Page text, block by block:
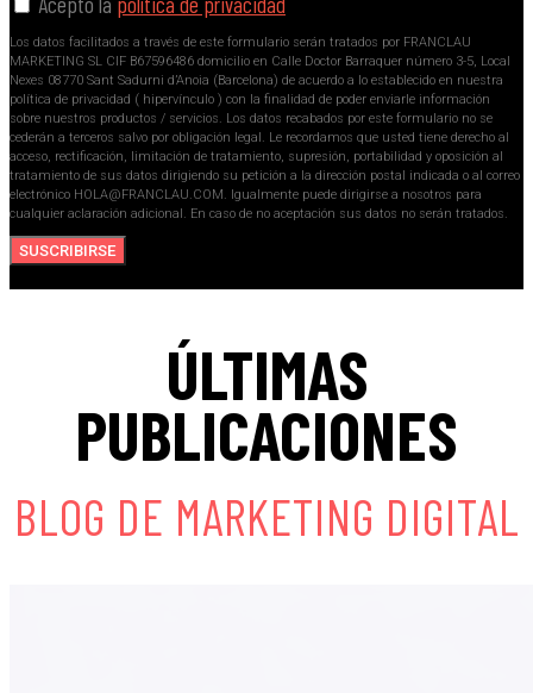
Los datos facilitados a través de este formulario serán tratados por FRANCLAU
MARKETING SL CIF B67596486 domicilio en Calle Doctor Barraquer número 3-5, Local
Nexes 08770 Sant Sadurni d’Anoia (Barcelona) de acuerdo a lo establecido en nuestra
política de privacidad ( hipervínculo ) con la finalidad de poder enviarle información
sobre nuestros productos / servicios. Los datos recabados por este formulario no se
cederán a terceros salvo por obligación legal. Le recordamos que usted tiene derecho al
acceso, rectificación, limitación de tratamiento, supresión, portabilidad y oposición al
tratamiento de sus datos dirigiendo su petición a la dirección postal indicada o al correo
electrónico HOLA@FRANCLAU.COM. Igualmente puede dirigirse a nosotros para
cualquier aclaración adicional. En caso de no aceptación sus datos no serán tratados.
SUSCRIBIRSE
ÚLTIMAS
PUBLICACIONES
BLOG DE MARKETING DIGITAL